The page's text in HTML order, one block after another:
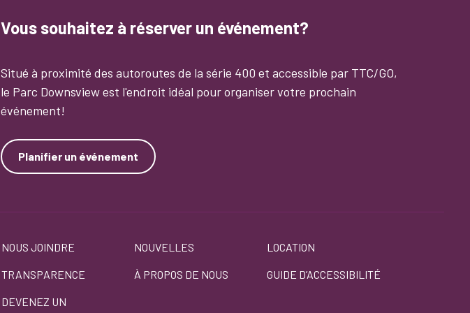
Vous souhaitez à réserver un événement?
Situé à proximité des autoroutes de la série 400 et accessible par TTC/GO,
le Parc Downsview est l'endroit idéal pour organiser votre prochain
événement!
Planifier un événement
Footer
menu
NOUS JOINDRE NOUVELLES LOCATION
TRANSPARENCE À PROPOS DE NOUS GUIDE D’ACCESSIBILITÉ
DEVENEZ UN